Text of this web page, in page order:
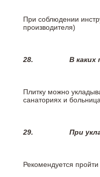
При соблюдении
производителя)
28. В каких
Плитку можно
санаториях и
29. При
Рекомендуется